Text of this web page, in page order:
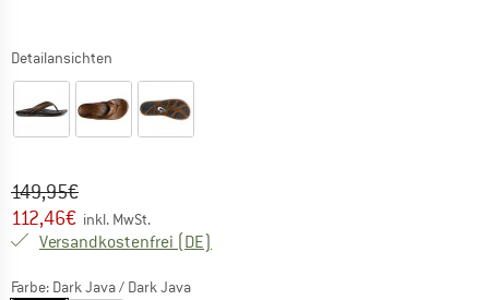
Detailansichten
Ursprünglicher Preis :
149,95€
Preis:
112,46€ inkl. MwSt.
Versandkostenfrei (DE)
Farbe: Dark Java / Dark Java